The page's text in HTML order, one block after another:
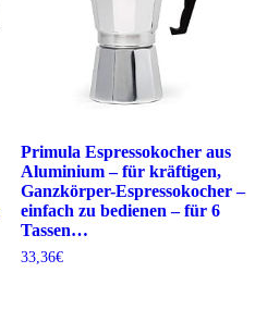
Primula Espressokocher aus
Aluminium – für kräftigen,
Ganzkörper-Espressokocher –
einfach zu bedienen – für 6
Tassen…
33,36€